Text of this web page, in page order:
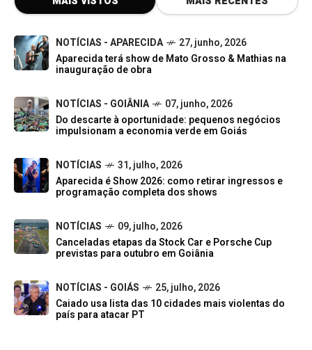
NOTÍCIAS - APARECIDA
27, junho, 2026
Aparecida terá show de Mato Grosso & Mathias na
inauguração de obra
NOTÍCIAS - GOIÂNIA
07, junho, 2026
Do descarte à oportunidade: pequenos negócios
impulsionam a economia verde em Goiás
NOTÍCIAS
31, julho, 2026
Aparecida é Show 2026: como retirar ingressos e
programação completa dos shows
NOTÍCIAS
09, julho, 2026
Canceladas etapas da Stock Car e Porsche Cup
previstas para outubro em Goiânia
NOTÍCIAS - GOIÁS
25, julho, 2026
Caiado usa lista das 10 cidades mais violentas do
país para atacar PT